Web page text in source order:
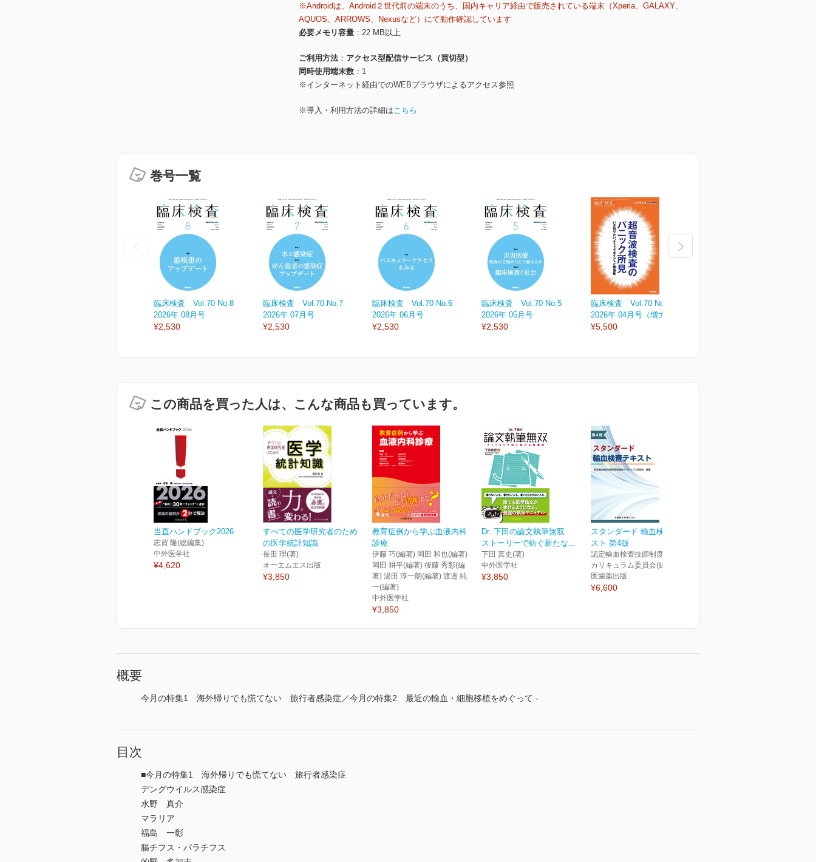
※Androidは、Android２世代前の端末のうち、国内キャリア経由で販売されている端末（Xperia、GALAXY、
AQUOS、ARROWS、Nexusなど）にて動作確認しています
必要メモリ容量
22 MB以上
ご利用方法
アクセス型配信サービス（買切型）
同時使用端末数
1
※インターネット経由でのWEBブラウザによるアクセス参照
※導入・利用方法の詳細はこちら
巻号一覧
臨床検査 Vol.70 No.8
2026年 08月号
¥2,530
臨床検査 Vol.70 No.7
2026年 07月号
¥2,530
臨床検査 Vol.70 No.6
2026年 06月号
¥2,530
臨床検査 Vol.70 No.5
2026年 05月号
¥2,530
臨床検査 Vol.70 No.4
2026年 04月号（増大号）
¥5,500
この商品を買った人は、こんな商品も買っています。
当直ハンドブック2026
志賀 隆(総編集)
中外医学社
¥4,620
すべての医学研究者のため
の医学統計知識
長田 理(著)
オーエムエス出版
¥3,850
教育症例から学ぶ血液内科
診療
伊藤 巧(編著) 岡田 和也(編著)
岡田 耕平(編著) 後藤 秀彰(編
著) 湯田 淳一朗(編著) 渡邉 純
一(編著)
中外医学社
¥3,850
Dr. 下田の論文執筆無双
ストーリーで紡ぐ新たな...
下田 真史(著)
中外医学社
¥3,850
スタンダード 輸血検査テキ
スト 第4版
認定輸血検査技師制度協議会
カリキュラム委員会(編)
医歯薬出版
¥6,600
概要
今月の特集1 海外帰りでも慌てない 旅行者感染症／今月の特集2 最近の輸血・細胞移植をめぐって -
目次
■今月の特集1 海外帰りでも慌てない 旅行者感染症
デングウイルス感染症
水野 真介
マラリア
福島 一彰
腸チフス・パラチフス